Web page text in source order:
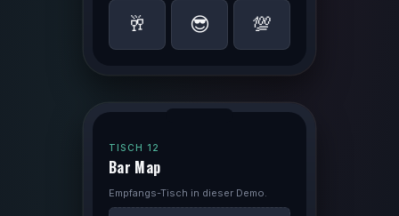
🥂 😎 💯
TISCH 12
Bar Map
Empfangs-Tisch in dieser Demo.